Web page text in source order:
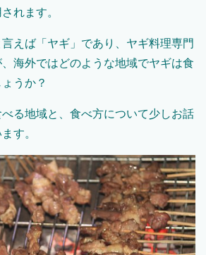
れます。
えば「ヤギ」であり、ヤギ料理専門
海外ではどのような地域でヤギは食
うか？
る地域と、食べ方について少しお話
す。